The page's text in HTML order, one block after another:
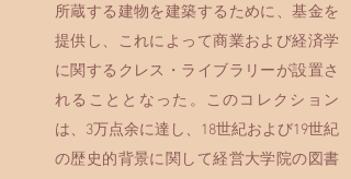
所蔵する建物を建築するために、基金を
提供し、これによって商業および経済学
に関するクレス・ライブラリーが設置さ
れることとなった。このコレクション
は、3万点余に達し、18世紀および19世紀
の歴史的背景に関して経営大学院の図書